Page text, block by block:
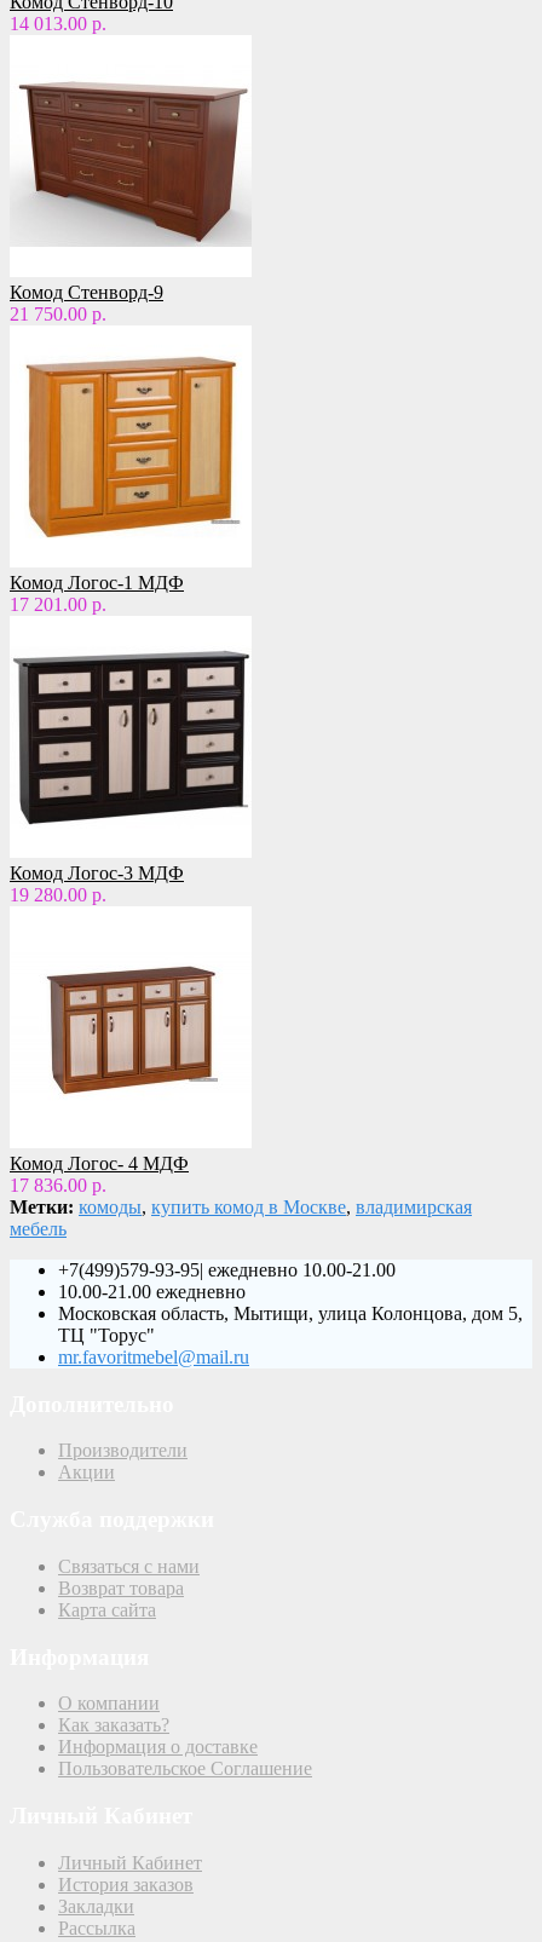
14 013.00 р.
Комод Стенворд-9
21 750.00 р.
Комод Логос-1 МДФ
17 201.00 р.
Комод Логос-3 МДФ
19 280.00 р.
Комод Логос- 4 МДФ
17 836.00 р.
Метки: комоды, купить комод в Москве, владимирская
мебель
+7(499)579-93-95| ежедневно 10.00-21.00
10.00-21.00 ежедневно
Московская область, Мытищи, улица Колонцова, дом 5,
ТЦ "Торус"
mr.favoritmebel@mail.ru
Производители
Акции
Связаться с нами
Возврат товара
Карта сайта
О компании
Как заказать?
Информация о доставке
Пользовательское Соглашение
Личный Кабинет
История заказов
Закладки
Рассылка